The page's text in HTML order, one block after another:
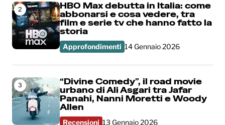
2
HBO Max debutta in Italia: come
abbonarsi e cosa vedere, tra
film e serie tv che hanno fatto la
storia
Approfondimenti 14 Gennaio 2026
3
“Divine Comedy”, il road movie
urbano di Ali Asgari tra Jafar
Panahi, Nanni Moretti e Woody
Allen
Recensioni 13 Gennaio 2026